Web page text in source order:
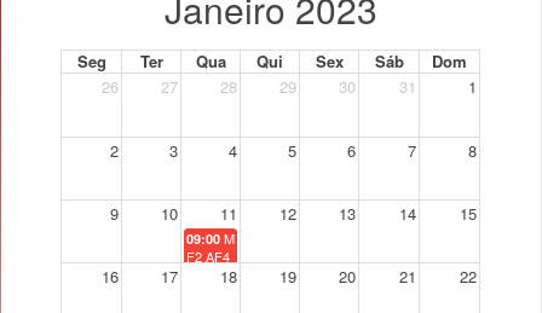
Seg Ter Qua Qui Sex Sáb
Dom
26
27 28 29 30 31 1
2 3 4 5 6 7 8
9 10 11 12 13 14 15
09:00 Macroeconomics I - Época Normal
F2 AF4
16 17 18 19 20 21 22